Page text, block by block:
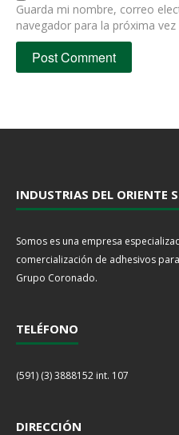
Guarda mi nombre, correo
navegador para la próxima
INDUSTRIAS DEL ORIENTE
Somos es una empresa
comercialización de adhesivos
Grupo Coronado.
TELÉFONO
(591) (3) 3888152 int. 107
DIRECCIÓN